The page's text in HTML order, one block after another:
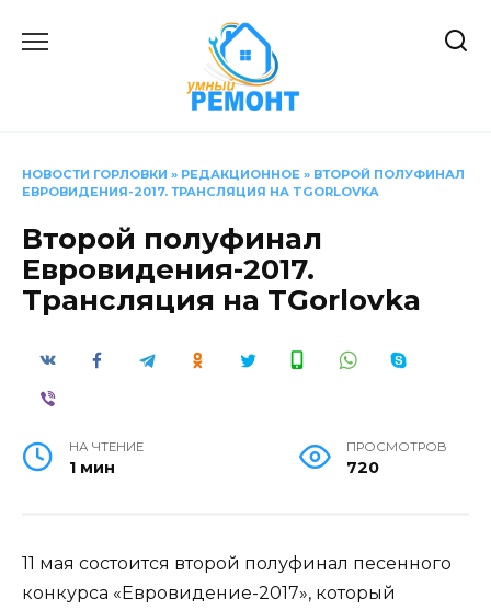
НОВОСТИ ГОРЛОВКИ » РЕДАКЦИОННОЕ » ВТОРОЙ ПОЛУФИНАЛ
ЕВРОВИДЕНИЯ-2017. ТРАНСЛЯЦИЯ НА TGORLOVKA
Второй полуфинал
Евровидения-2017.
Трансляция на TGorlovka
НА ЧТЕНИЕ
1 мин
ПРОСМОТРОВ
720
11 мая состоится второй полуфинал песенного
конкурса «Евровидение-2017», который